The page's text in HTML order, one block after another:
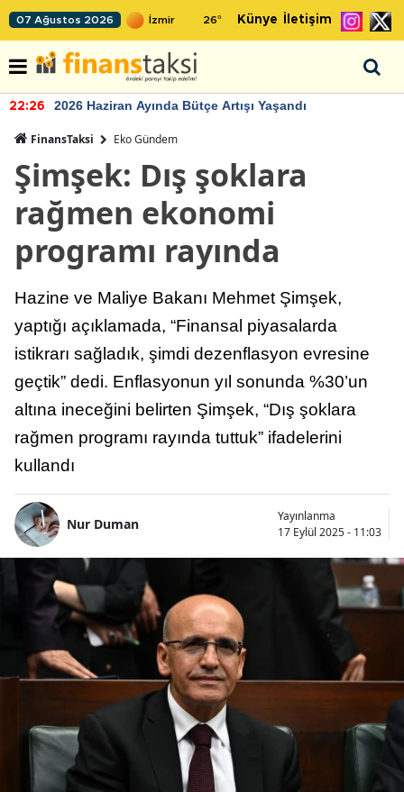
07 Ağustos 2026 26° Künye İletişim
22:26 2026 Haziran Ayında Bütçe Artışı Yaşandı
FinansTaksi Eko Gündem
Şimşek: Dış şoklara
rağmen ekonomi
programı rayında
Hazine ve Maliye Bakanı Mehmet Şimşek,
yaptığı açıklamada, “Finansal piyasalarda
istikrarı sağladık, şimdi dezenflasyon evresine
geçtik” dedi. Enflasyonun yıl sonunda %30’un
altına ineceğini belirten Şimşek, “Dış şoklara
rağmen programı rayında tuttuk” ifadelerini
kullandı
Nur Duman
Yayınlanma
17 Eylül 2025 - 11:03